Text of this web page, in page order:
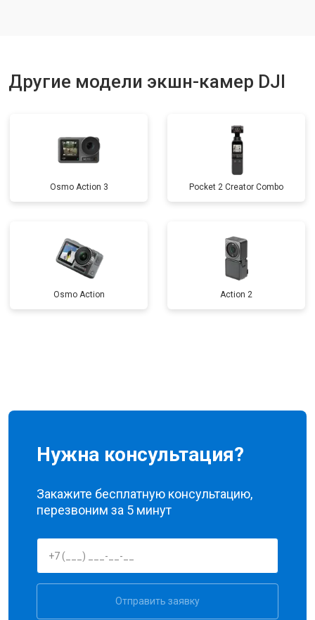
Другие модели экшн-камер DJI
Osmo Action 3 Pocket 2 Creator Combo
Osmo Action Action 2
Нужна консультация?
Закажите бесплатную консультацию,
перезвоним за 5 минут
Отправить заявку